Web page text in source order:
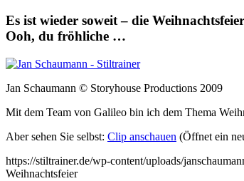
Es ist wieder soweit – die
Ooh, du fröhliche …
Jan Schaumann © Storyhouse Productions 2009
Mit dem Team von Galileo bin ich dem Thema
Aber sehen Sie selbst: Clip anschauen (Öffnet ein
https://stiltrainer.de/wp-content/uploads/
Weihnachtsfeier